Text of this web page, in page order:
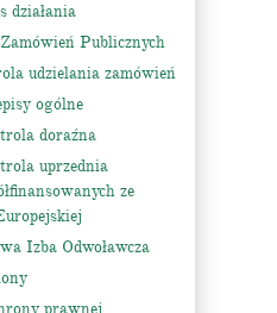
działania
Publicznych
udzielania zamówień
ogólne
doraźna
uprzednia
ze
Izba Odwoławcza